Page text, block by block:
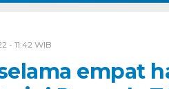
- 11:42 WIB
empat